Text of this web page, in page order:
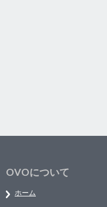
OVOについて
ホーム